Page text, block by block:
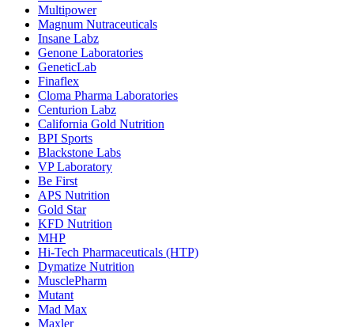
Multipower
Magnum Nutraceuticals
Insane Labz
Genone Laboratories
GeneticLab
Finaflex
Cloma Pharma Laboratories
Centurion Labz
California Gold Nutrition
BPI Sports
Blackstone Labs
VP Laboratory
Be First
APS Nutrition
Gold Star
KFD Nutrition
MHP
Hi-Tech Pharmaceuticals (HTP)
Dymatize Nutrition
MusclePharm
Mutant
Mad Max
Maxler